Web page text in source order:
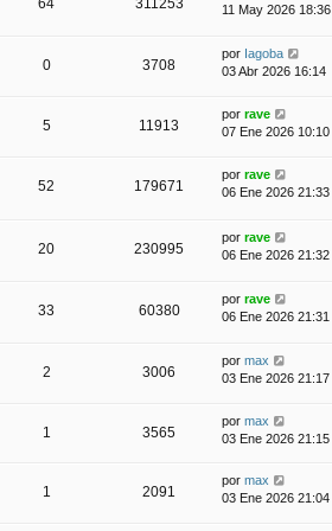
64 311253
11 May 2026 18:36
0 3708
por Iagoba
03 Abr 2026 16:14
5 11913
por rave
07 Ene 2026 10:10
52 179671
por rave
06 Ene 2026 21:33
20 230995
por rave
06 Ene 2026 21:32
33 60380
por rave
06 Ene 2026 21:31
2 3006
por max
03 Ene 2026 21:17
1 3565
por max
03 Ene 2026 21:15
1 2091
por max
03 Ene 2026 21:04